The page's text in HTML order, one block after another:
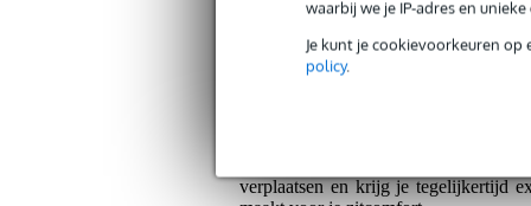
waarbij we je IP-adres en
Je kunt je cookievoorkeuren
policy.
Extra rugsteun tijdens langdurig
een gewicht van slechts 1,30 kg
bekleed met comfortabel velours in
verplaatsen en krijg je tegelijkertijd